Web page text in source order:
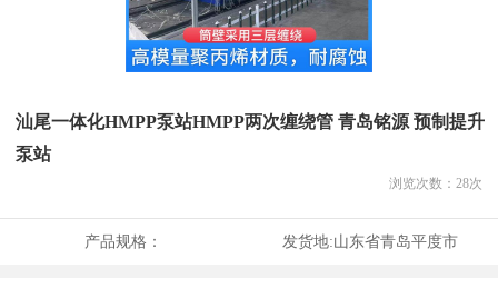
汕尾一体化HMPP泵站HMPP两次缠绕管 青岛铭源 预制提升
泵站
浏览次数： 28次
产品规格： 发货地:山东省青岛平度市